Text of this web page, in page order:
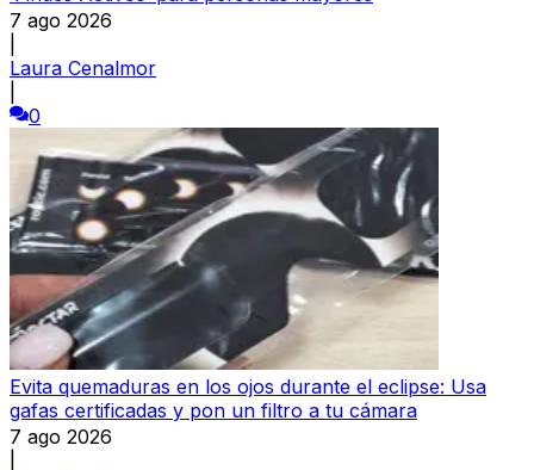
7 ago 2026
Laura Cenalmor
0
Evita quemaduras en los ojos durante el eclipse: Usa
gafas certificadas y pon un filtro a tu cámara
7 ago 2026